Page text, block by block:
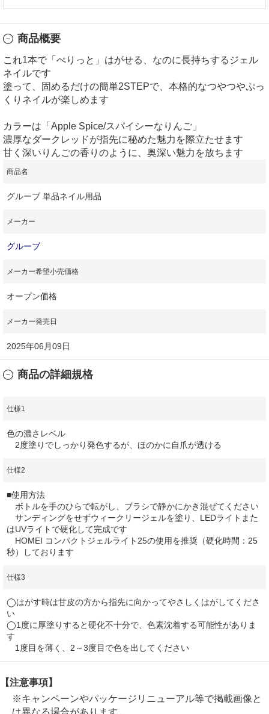
商品概要
これ1本で「ぺりっと」はがせる、なのに長持ちするジェル
ネイルです
塗って、固めるだけの簡単2STEPで、本格的なつやつやぷっ
くりネイルが楽しめます
カラーは「Apple Spice/スパイシーなりんご」
濃厚なダークレッドが指先に秘めた魅力を際立たせます
甘く深いりんごの香りのように、奥深い魅力を放ちます
商品名
グルーブ 単品ネイル用品
メーカー
グルーブ
メーカー希望小売価格
オープン価格
メーカー発売日
2025年06月09日
商品の詳細規格
仕様1
色の濃さレベル
2度塗りでしっかり発色するが、ほのかに自爪が透ける
仕様2
■使用方法
ボトルを手のひらで転がし、ブラシで静かにかき混ぜてください
サンディングをせずウィークリージェルを塗り、LEDライトまた
はUVライトで硬化して完成です
HOMEI コンパクトジェルライト25の使用を推奨（硬化時間：25
秒）しております
仕様3
◯はがす時は甘皮の方から指先に向かってやさしくはがしてくださ
い
◯1度に厚塗りすると硬化不十分で、色素沈着する可能性がありま
す
1度目を薄く、2～3度目で色を出してください
【注意事項】
※キャンペーンやパッケージリニューアル等で掲載画像と
は異なる場合があります。